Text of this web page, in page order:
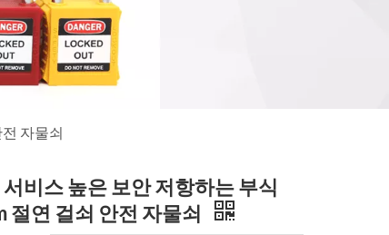
자물쇠
비스 높은 보안 저항하는 부식
절연 걸쇠 안전 자물쇠